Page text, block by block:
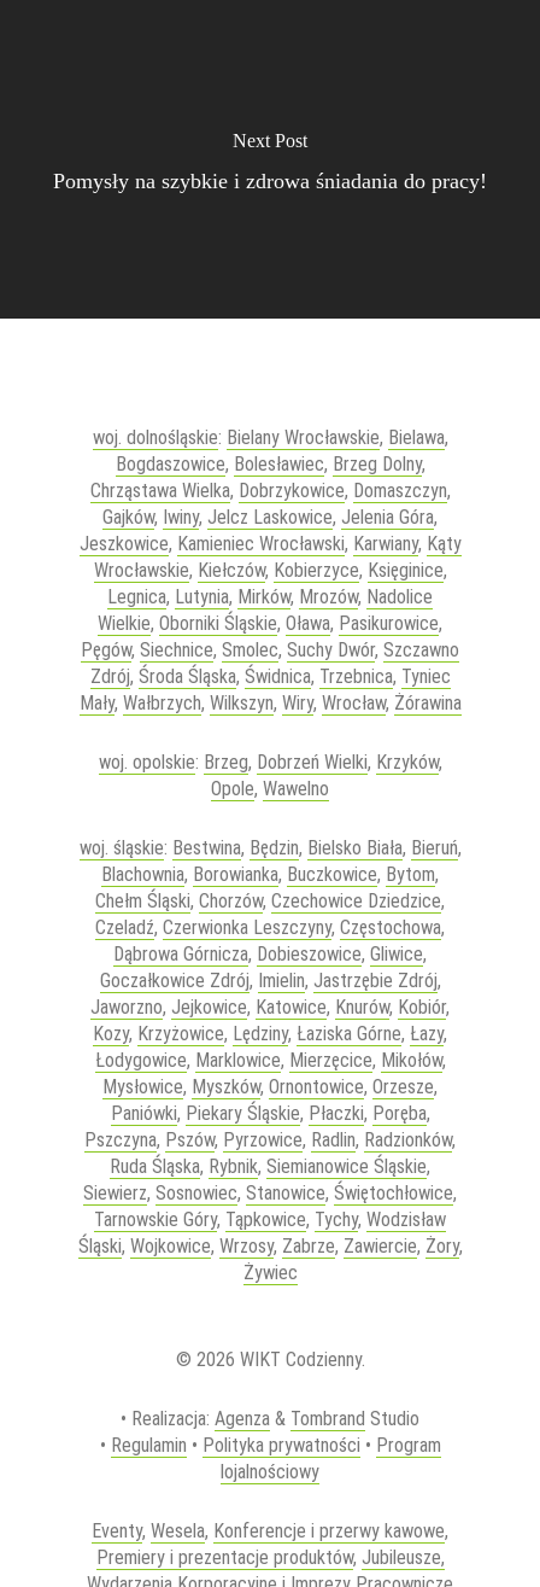
Next Post
Pomysły na szybkie i zdrowa śniadania do pracy!
woj. dolnośląskie: Bielany Wrocławskie, Bielawa,
Bogdaszowice, Bolesławiec, Brzeg Dolny,
Chrząstawa Wielka, Dobrzykowice, Domaszczyn,
Gajków, Iwiny, Jelcz Laskowice, Jelenia Góra,
Jeszkowice, Kamieniec Wrocławski, Karwiany, Kąty
Wrocławskie, Kiełczów, Kobierzyce, Księginice,
Legnica, Lutynia, Mirków, Mrozów, Nadolice
Wielkie, Oborniki Śląskie, Oława, Pasikurowice,
Pęgów, Siechnice, Smolec, Suchy Dwór, Szczawno
Zdrój, Środa Śląska, Świdnica, Trzebnica, Tyniec
Mały, Wałbrzych, Wilkszyn, Wiry, Wrocław, Żórawina
woj. opolskie: Brzeg, Dobrzeń Wielki, Krzyków,
Opole, Wawelno
woj. śląskie: Bestwina, Będzin, Bielsko Biała, Bieruń,
Blachownia, Borowianka, Buczkowice, Bytom,
Chełm Śląski, Chorzów, Czechowice Dziedzice,
Czeladź, Czerwionka Leszczyny, Częstochowa,
Dąbrowa Górnicza, Dobieszowice, Gliwice,
Goczałkowice Zdrój, Imielin, Jastrzębie Zdrój,
Jaworzno, Jejkowice, Katowice, Knurów, Kobiór,
Kozy, Krzyżowice, Lędziny, Łaziska Górne, Łazy,
Łodygowice, Marklowice, Mierzęcice, Mikołów,
Mysłowice, Myszków, Ornontowice, Orzesze,
Paniówki, Piekary Śląskie, Płaczki, Poręba,
Pszczyna, Pszów, Pyrzowice, Radlin, Radzionków,
Ruda Śląska, Rybnik, Siemianowice Śląskie,
Siewierz, Sosnowiec, Stanowice, Świętochłowice,
Tarnowskie Góry, Tąpkowice, Tychy, Wodzisław
Śląski, Wojkowice, Wrzosy, Zabrze, Zawiercie, Żory,
Żywiec
© 2026 WIKT Codzienny.
• Realizacja: Agenza & Tombrand Studio
• Regulamin • Polityka prywatności • Program
lojalnościowy
Eventy, Wesela, Konferencje i przerwy kawowe,
Premiery i prezentacje produktów, Jubileusze,